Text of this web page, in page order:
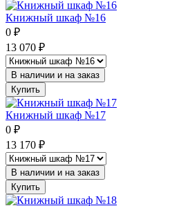
Книжный шкаф №16
0 ₽
13 070 ₽
В наличии и на заказ
Купить
Книжный шкаф №17
0 ₽
13 170 ₽
В наличии и на заказ
Купить